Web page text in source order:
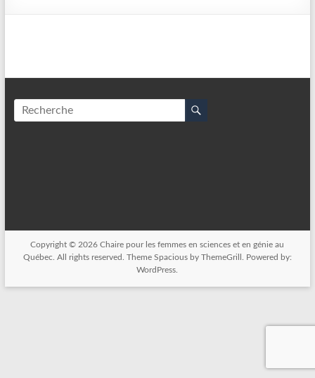
Copyright © 2026Chaire pour les femmes en sciences et en génie au
Québec . All rights reserved. Theme Spaciousby ThemeGrill. Powered by:
WordPress